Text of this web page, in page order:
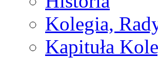
Kolegia,
Kapituła